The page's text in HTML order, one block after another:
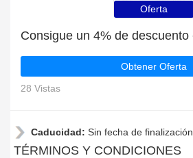
Oferta
Obtener Oferta
28 Vistas
Caducidad: Sin fecha de finalización
TÉRMINOS Y CONDICIONES